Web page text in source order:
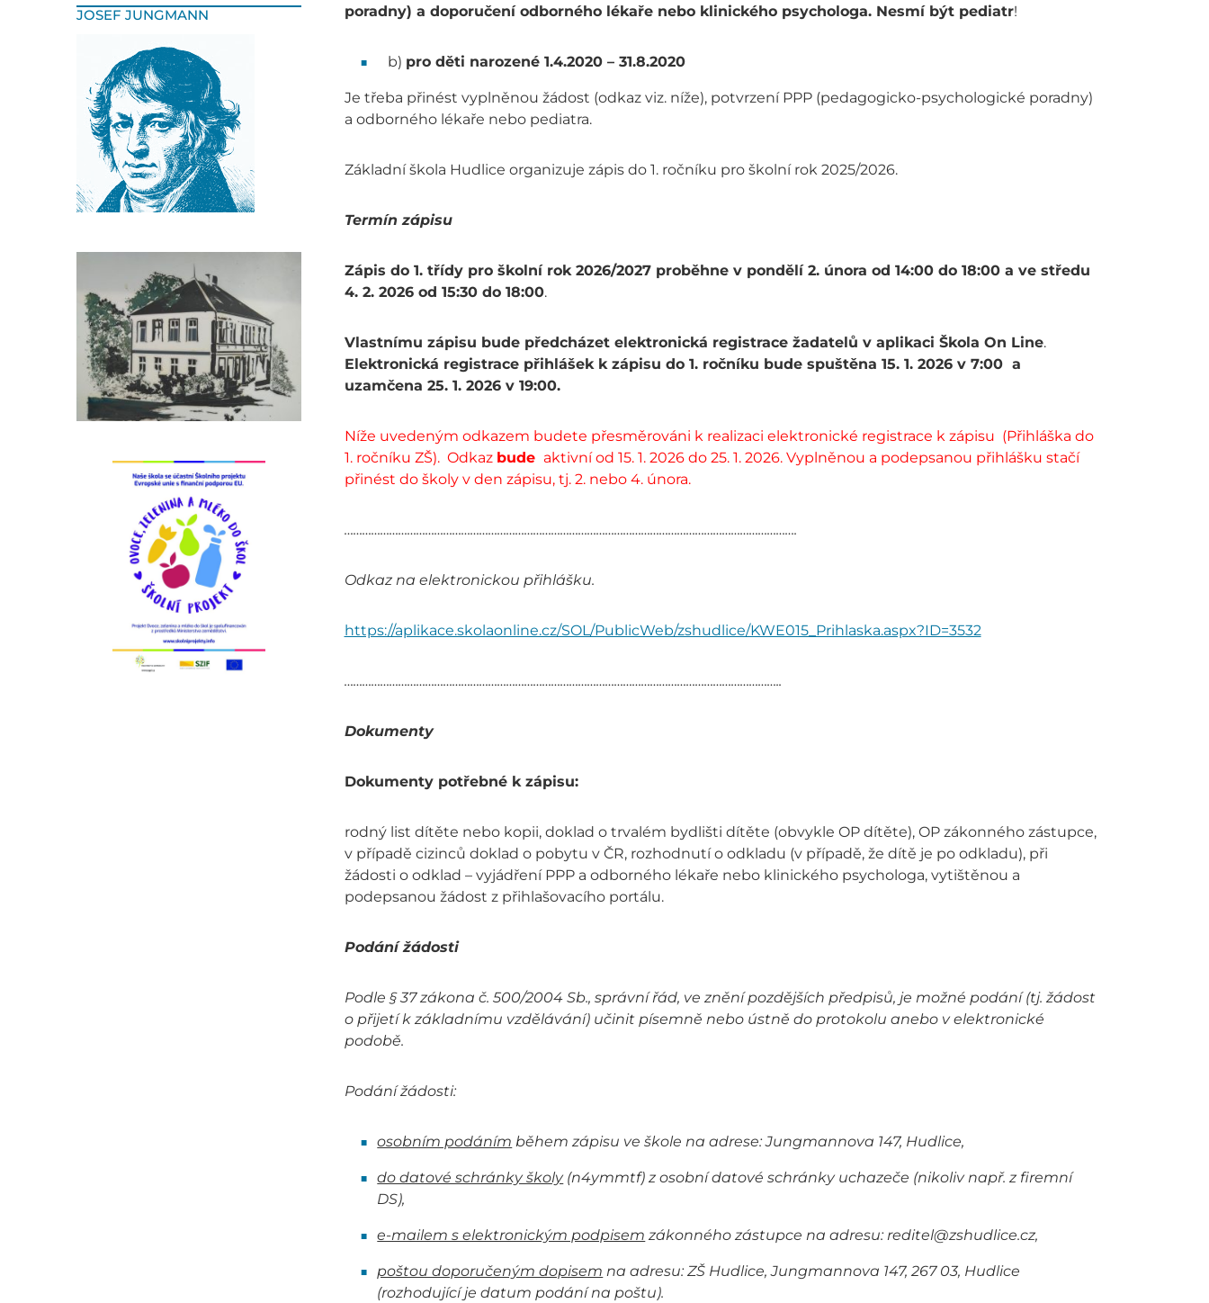
JOSEF JUNGMANN
poradny) a doporučení odborného lékaře nebo klinického psychologa. Nesmí být pediatr!
b) pro děti narozené 1.4.2020 – 31.8.2020
Je třeba přinést vyplněnou žádost (odkaz viz. níže), potvrzení PPP (pedagogicko-psychologické poradny)
a odborného lékaře nebo pediatra.
Základní škola Hudlice organizuje zápis do 1. ročníku pro školní rok 2025/2026.
Termín zápisu
Zápis do 1. třídy pro školní rok 2026/2027 proběhne v pondělí 2. února od 14:00 do 18:00 a ve středu
4. 2. 2026 od 15:30 do 18:00.
Vlastnímu zápisu bude předcházet elektronická registrace žadatelů v aplikaci Škola On Line.
Elektronická registrace přihlášek k zápisu do 1. ročníku bude spuštěna 15. 1. 2026 v 7:00 a
uzamčena 25. 1. 2026 v 19:00.
Níže uvedeným odkazem budete přesměrováni k realizaci elektronické registrace k zápisu (Přihláška do
1. ročníku ZŠ). Odkaz bude aktivní od 15. 1. 2026 do 25. 1. 2026. Vyplněnou a podepsanou přihlášku stačí
přinést do školy v den zápisu, tj. 2. nebo 4. února.
…………………………………………………………………………………………………………………………………….
Odkaz na elektronickou přihlášku.
https://aplikace.skolaonline.cz/SOL/PublicWeb/zshudlice/KWE015_Prihlaska.aspx?ID=3532
………………………………………………………………………………………………………………………………..
Dokumenty
Dokumenty potřebné k zápisu:
rodný list dítěte nebo kopii, doklad o trvalém bydlišti dítěte (obvykle OP dítěte), OP zákonného zástupce,
v případě cizinců doklad o pobytu v ČR, rozhodnutí o odkladu (v případě, že dítě je po odkladu), při
žádosti o odklad – vyjádření PPP a odborného lékaře nebo klinického psychologa, vytištěnou a
podepsanou žádost z přihlašovacího portálu.
Podání žádosti
Podle § 37 zákona č. 500/2004 Sb., správní řád, ve znění pozdějších předpisů, je možné podání (tj. žádost
o přijetí k základnímu vzdělávání) učinit písemně nebo ústně do protokolu anebo v elektronické
podobě.
Podání žádosti:
osobním podáním během zápisu ve škole na adrese: Jungmannova 147, Hudlice,
do datové schránky školy(n4ymmtf) z osobní datové schránky uchazeče (nikoliv např. z firemní
DS),
e-mailem s elektronickým podpisem zákonného zástupce na adresu: reditel@zshudlice.cz,
poštou doporučeným dopisem na adresu: ZŠ Hudlice, Jungmannova 147, 267 03, Hudlice
(rozhodující je datum podání na poštu).